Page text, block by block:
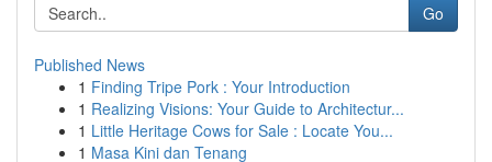
Go
Published News
1 Finding Tripe Pork : Your Introduction
1 Realizing Visions: Your Guide to Architectur...
1 Little Heritage Cows for Sale : Locate You...
1 Masa Kini dan Tenang